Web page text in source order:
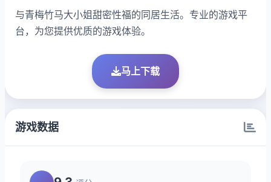
与青梅竹马大小姐甜密性福的同居生活。专业的游戏平
台，为您提供优质的游戏体验。
马上下载
游戏数据